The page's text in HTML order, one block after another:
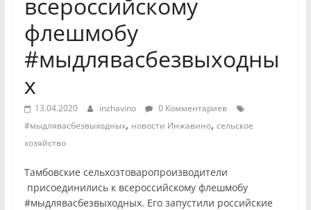
флешмобу
#мыдлявасбезвыходны
х
13.04.2020 inzhavino
0 Комментариев
#мыдлявасбезвыходных, новости Инжавино, сельское
хозяйство
Тамбовские сельхозтоваропроизводители
присоединились к всероссийскому флешмобу
#мыдлявасбезвыходных. Его запустили российские